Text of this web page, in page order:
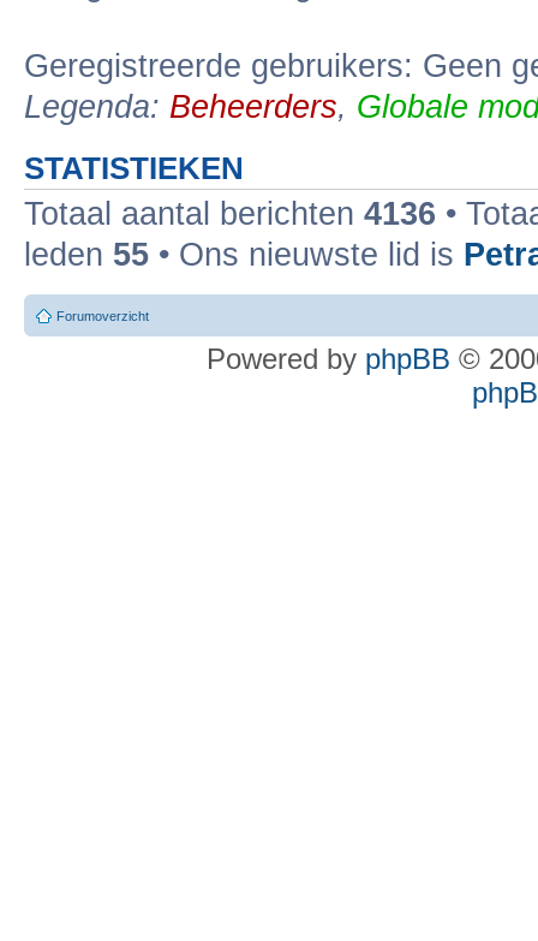
Geregistreerde gebruikers: Geen
Legenda: Beheerders, Globale
STATISTIEKEN
Totaal aantal berichten 4136 •
leden 55 • Ons nieuwste lid is
Forumoverzicht
Powered by phpBB ©